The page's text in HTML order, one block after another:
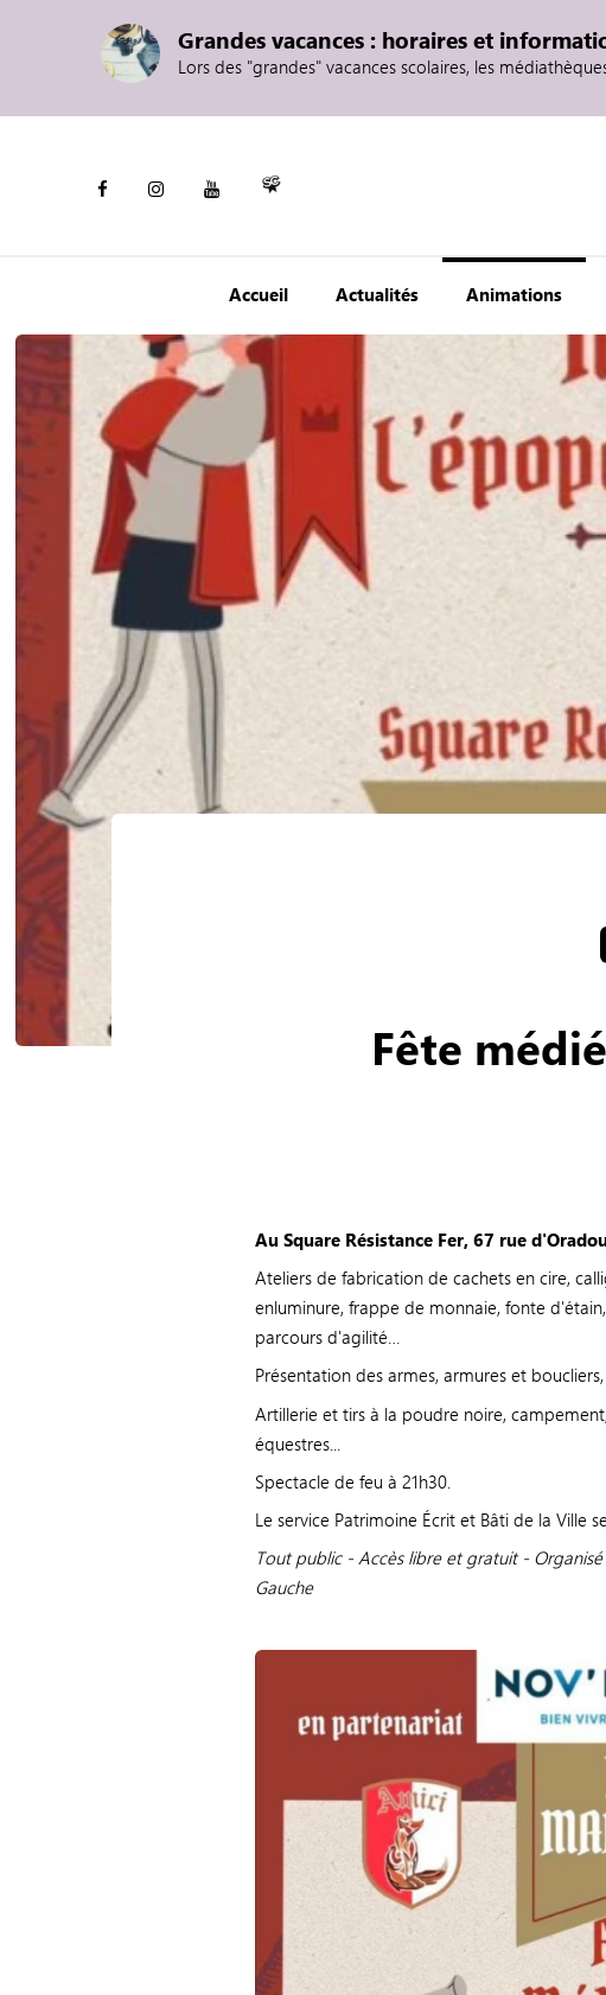
Grandes vacances : horaires et
Lors des "grandes" vacances scolaires, les
Accueil Actualités Animations
Fête
Au Square Résistance Fer, 67 rue
Ateliers de fabrication de cachets en cire,
enluminure, frappe de monnaie, fonte
parcours d'agilité…
Présentation des armes, armures et
Artillerie et tirs à la poudre noire,
équestres...
Spectacle de feu à 21h30.
Le service Patrimoine Écrit et Bâti de la Ville
Tout public - Accès libre et gratuit -
Gauche